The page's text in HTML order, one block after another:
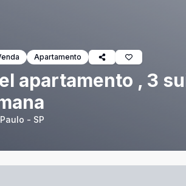
Apartamento
apartamento , 3
- SP